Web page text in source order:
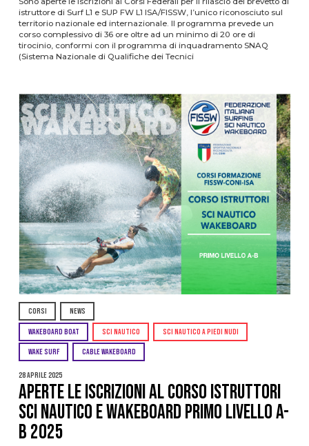
istruttore di Surf L1 e SUP FW L1 ISA/FISSW, l’unico riconosciuto sul
territorio nazionale ed internazionale. Il programma prevede un
corso complessivo di 36 ore oltre ad un minimo di 20 ore di
tirocinio, conformi con il programma di inquadramento SNAQ
(Sistema Nazionale di Qualifiche dei Tecnici
CORSI NEWS
WAKEBOARD BOAT SCI NAUTICO SCI NAUTICO A PIEDI NUDI
WAKE SURF CABLE WAKEBOARD
28 Aprile 2025
APERTE LE ISCRIZIONI AL CORSO ISTRUTTORI
SCI NAUTICO E WAKEBOARD PRIMO LIVELLO A-
B 2025